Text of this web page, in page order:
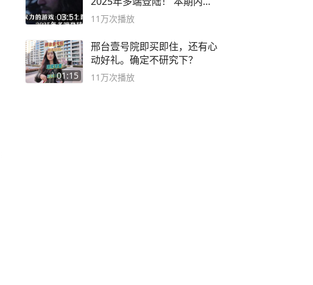
03:51
概要
11万次播放
01:15
邢台壹号院即买即住，还有心
动好礼。确定不研究下？
11万次播放